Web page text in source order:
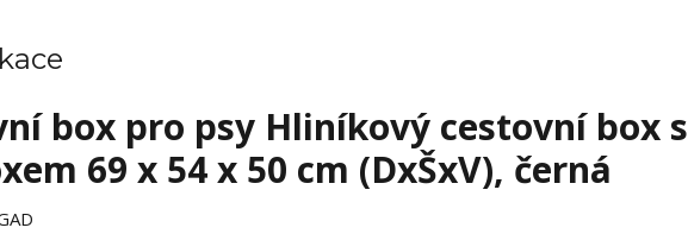
box pro psy Hliníkový cestovní box s
69 x 54 x 50 cm (DxŠxV), černá